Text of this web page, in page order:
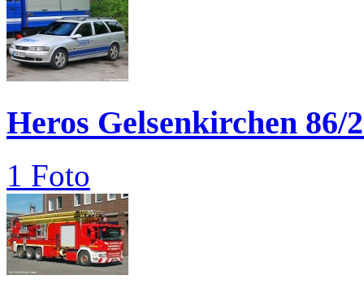
Heros Gelsenkirchen 86/
1 Foto